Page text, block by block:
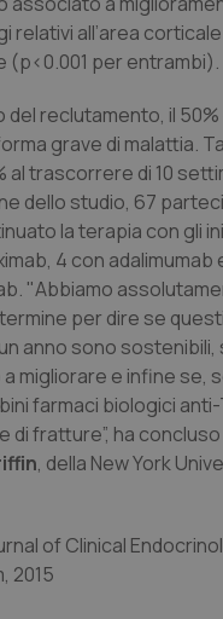
& Nutrizione
& pelle
Cardiologia
Chirurgia
Oncologia
patologie urogenitali
relativi all’area corticale
(p<0.001 per entrambi).
del reclutamento, il
grave di malattia.
al trascorrere di 10
dello studio, 67
la terapia con gli
4 con adalimumab
"Abbiamo
per dire se
anno sono
migliorare e infine se,
farmaci biologici anti-
di fratture”, ha
, della New York
of Clinical
2015